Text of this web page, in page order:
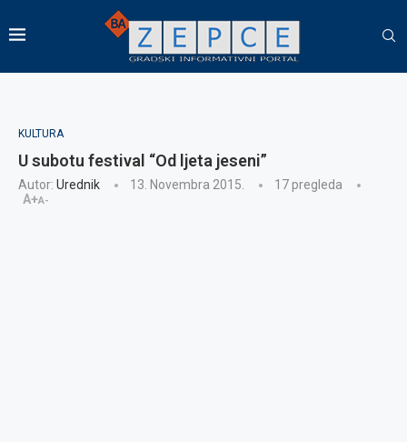
KULTURA
U subotu festival “Od ljeta jeseni”
Autor: Urednik 13. Novembra 2015. 17pregleda
A+A-